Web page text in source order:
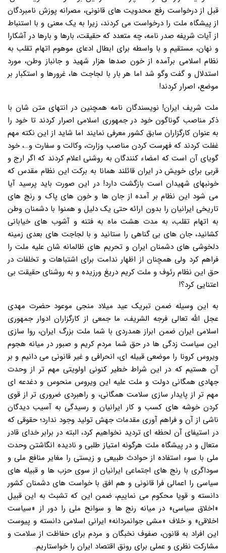
قبل از درخواست رفع محدویت های قانونی، مصرانه پوزش نامبردگان
از پیشگاه ملت را درخواست می کردند، زیرا به یک معنی و با استنباط
از آیات شریفه صدر نامه، چه متعدد که حقیقت، بارها و بارها در آشکارا
و نهان، مستقیم و با واسطه برای ابطال ادعای موهوم اتهام تقلب به
نظام اسلامی برآمده از خون صدها هزار شهید و جانباز وطن، مورد
استدلال و گفت وگو شد اما هر بار با لجاجت ها، غرورها و استکبار بر
موضع، اصرار کردند!
ملت شریف ایران! نویسندگان نامه همچنین در انتهای متن شان با
ذکر مناصب گوناگون خود در جمهوری اسلامی اصرار کردند تا خود را
به عنوان کارگزاران سابق کشور معرفی نمایند اما شاید از این نکته مهم
غفلت کردند که فهرست کردن مناصب وزارت، وکالت و سفارت و…، خود
گویای آن است که امضاء کنندگان به روشنی اعلام کردند که اگر ارج و
قربی برای خویش در ایران قائلند همانا به برکت این نظام مقدس که
خونبهای شهیدان است بازگشت دارد! در این صورت باید پرسید آیا
می شود این نظام بر آمده از جان ها و خون های پاک و رنج های
تاریخی ایرانیان را بدون ارائه حتی یک دلیل و همنوا با دشمنان وطن
به اتهام تقلب، به مدت هشت ماه به فتنه و آشوب های خیابانی
کشانید، جان های بی گناهی را ستانید و با لجاجت های بعدی زمینه
دلخوشی های دشمنان ایران و تحریم های ظالمانه شان علیه ملت را
فراهم کرد ولی همچنان از اظهار ندامت برای اشتباهات و تخلفات در
حق این نظام رئوف و ملت کریم دریغ ورزیده و به روشنای حقیقت بی
اعتنایی کرد؟!
به این وسیله ضمن تبریک عید میلاد منجی موعود حضرت مهدی
عجل الله تعالی فرجه الشریف، ما جمعی از کارگزاران ادوار جمهوری
اسلامی ایران ضمن ابراز همدردی با شما ملت بزرگ ایران، روا سازی
این سیاست زدگی ها در حق شما مردم کریم و صبور در میانه هجوم
ویروس کرونا را موضعی قبیله ای، انحرافی و غیر قانونی می دانیم و بر
آن هستیم که در این شراط خطیر کنونی اولویتی مهم تر از وحدت
جهادی همگانی دولت و ملت علیه این ویروس منحوس و دغدعه ای
مهم تر از پایدار سازی سلامت همگانی، و راهبردی ضروری تر از قوی
کردن خوشه های کسب و کار ایرانیان و رسیدگی به آسیب دیدگان
ناشی از آن و فراهم آوری مقدمات جهش تولید وجود ندارد؛ حقوقی که
در استیفای آن لحظه ای تردید نخواهیم کرد، البته در برابر خدای قادر
متعال و در پیشگاه ملت هرگونه امتیاز طلبی و نادیده انگاشتن وحدت
ملی با سوء استفاده از حوادث طبیعی و زیستی را مغایر منافع ملی و
سوداگری با رنج های اجتماعی ایرانیان از سوی حزب ها و قبیله های
سیاسی را اعمالی فرا قانونی و هم افق با خواست های دشمنان کشور
دانسته و قویا محکوم می نماییم، ضمن این که تشبث به این قبیل
«اخلاق سیاسی» در میانه رنج ها و سوانح ملی را دور از «سیاست
اخلاقی» و خلاف «مشی جوانمردانه» ایرانی اسلامی دانسته و پیوست
این افراد به قانون، صفوف نخبگان و مردم برای حفاظت از سلامت و
مشارکت نظری و عملی برای رونق اقتصاد ایران را خواستاریم.